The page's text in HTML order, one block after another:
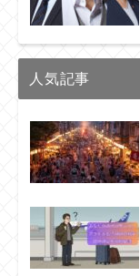
人気記事